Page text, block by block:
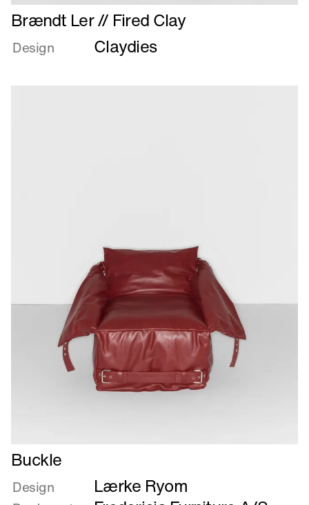
Læs
mere
om
Brændt Ler // Fired Clay
Design Claydies
Læs
mere
om
Buckle
Buckle
Design Lærke Ryom